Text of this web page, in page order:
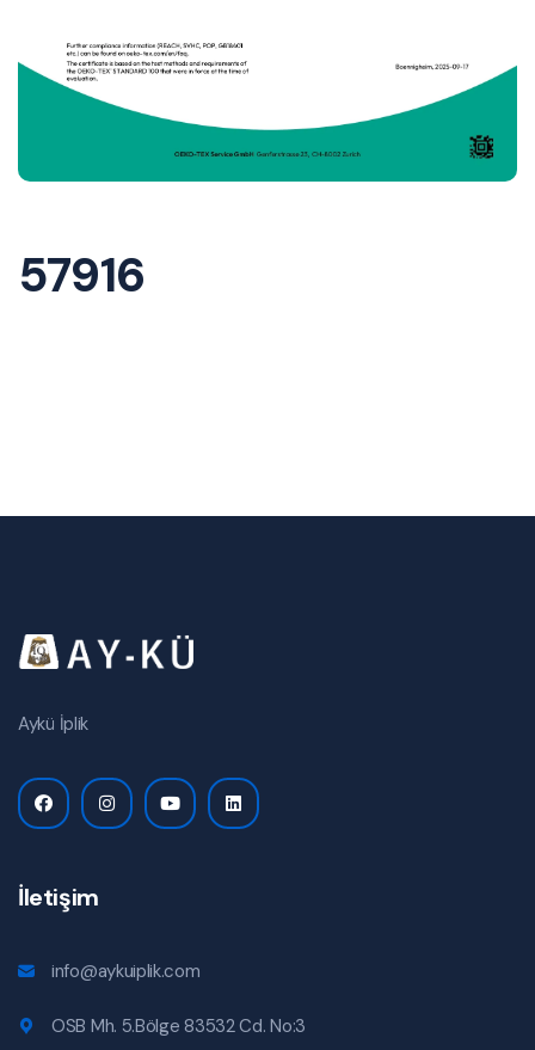
57916
Aykü İplik
İletişim
info@aykuiplik.com
OSB Mh. 5.Bölge 83532 Cd. No:3